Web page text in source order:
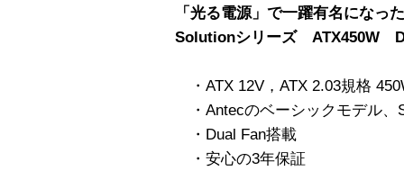
「光る電源」で一躍有名になっ
Solutionシリーズ ATX450W
・ATX 12V，ATX 2.03規格
・Antecのベーシックモデル、
・Dual Fan搭載
・安心の3年保証